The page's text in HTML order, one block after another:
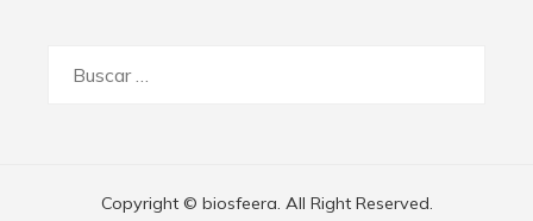
Copyright © biosfeera. All Right Reserved.